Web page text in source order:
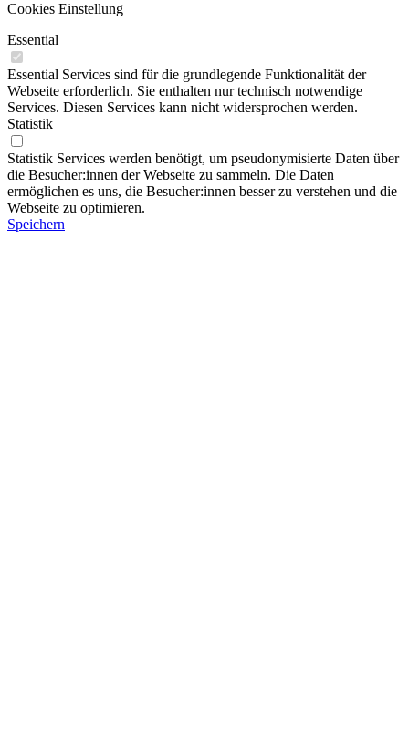
Cookies Einstellung
Essential
Essential Services sind für die grundlegende Funktionalität der
Webseite erforderlich. Sie enthalten nur technisch notwendige
Services. Diesen Services kann nicht widersprochen werden.
Statistik
Statistik Services werden benötigt, um pseudonymisierte Daten über
die Besucher:innen der Webseite zu sammeln. Die Daten
ermöglichen es uns, die Besucher:innen besser zu verstehen und die
Webseite zu optimieren.
Speichern